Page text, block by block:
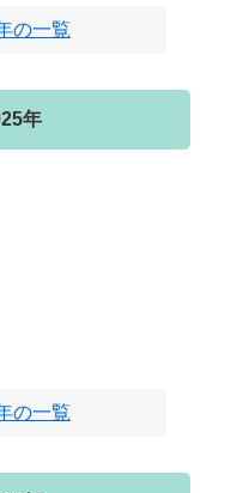
の一覧
年
の一覧